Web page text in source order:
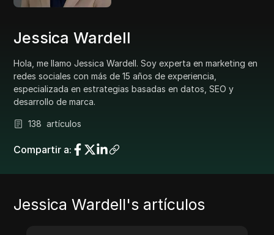
Jessica Wardell
Hola, me llamo Jessica Wardell. Soy experta en marketing en
redes sociales con más de 15 años de experiencia,
especializada en estrategias basadas en datos, SEO y
desarrollo de marca.
138 artículos
Compartir a:
Jessica Wardell's artículos